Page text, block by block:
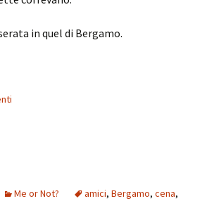
in quel di Bergamo.
Me or Not? amici, Bergamo, cena,